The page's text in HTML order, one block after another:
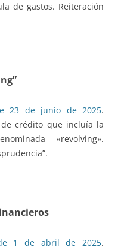
de gastos. Reiteración
23 de junio de 2025.
crédito que incluía la
«revolving».
financieros
de 1 de abril de 2025.